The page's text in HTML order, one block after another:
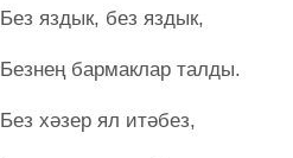
Без яздык, без яздык,
Безнең бармаклар талды.
Без хәзер ял итәбез,